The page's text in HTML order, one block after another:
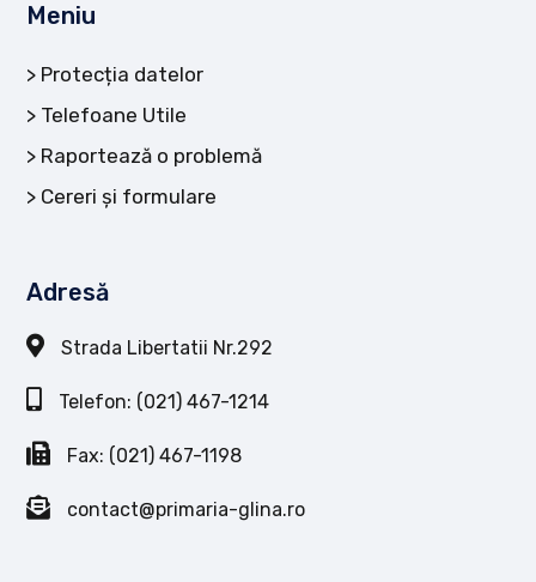
Meniu
Protecția datelor
Telefoane Utile
Raportează o problemă
Cereri și formulare
Adresă
Strada Libertatii Nr.292
Telefon: (021) 467-1214
Fax: (021) 467-1198
contact@primaria-glina.ro